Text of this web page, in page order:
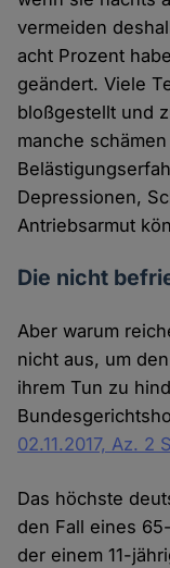
vermeiden
acht Prozent
geändert. Viele
bloßgestellt und
manche
Depressionen,
Antriebsarmut
Die nicht
Aber warum
nicht aus, um
ihrem Tun zu
02.11.2017, Az. 2
Das höchste
den Fall eines
der einem 11-